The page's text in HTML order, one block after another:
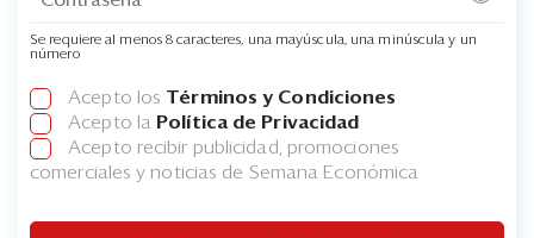
Se requiere al menos 8 caracteres, una mayúscula, una minúscula y un
número
Acepto los Términos y Condiciones
Acepto la Política de Privacidad
Acepto recibir publicidad, promociones
comerciales y noticias de Semana Económica